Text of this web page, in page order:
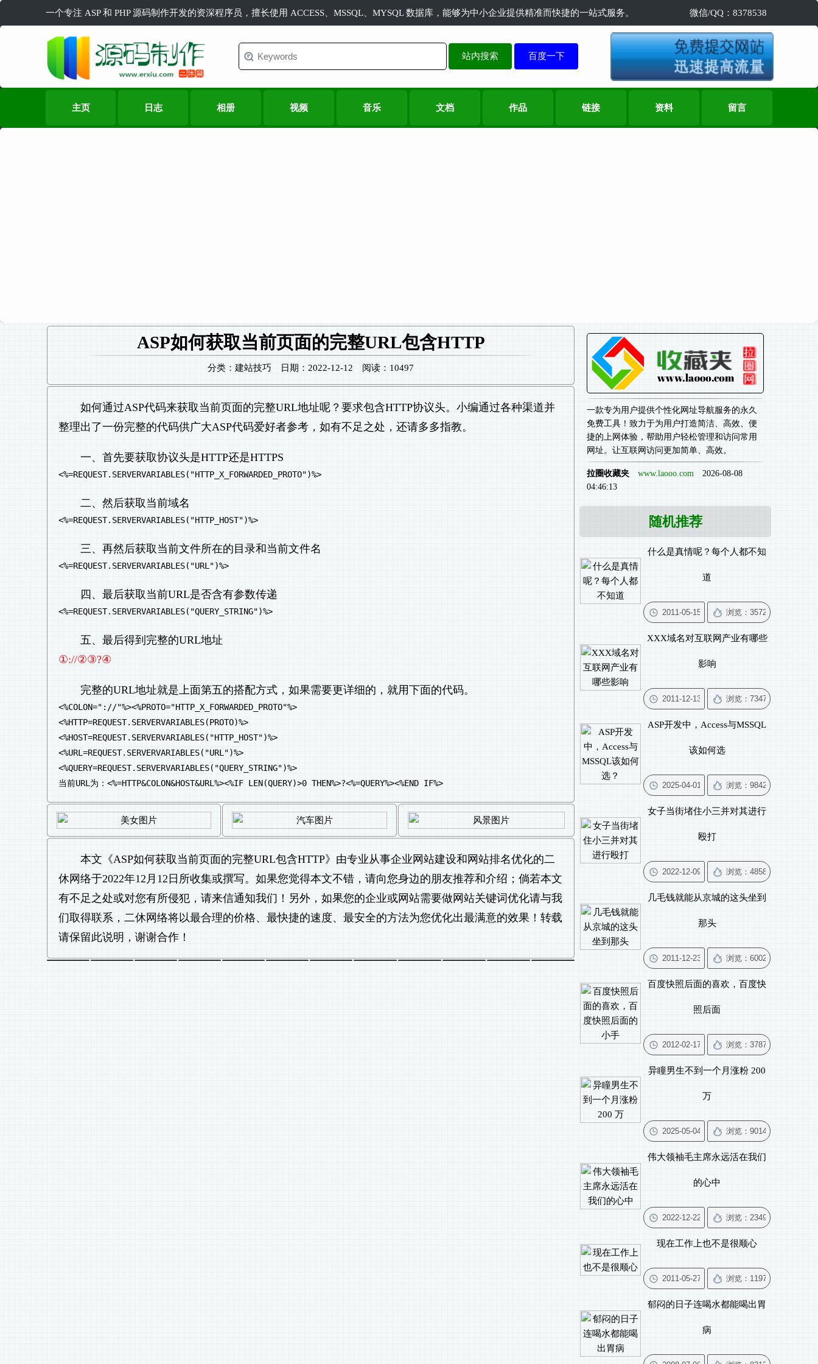
一个专注 ASP 和 PHP 源码制作开发的资深程序员，擅长使用 ACCESS、MSSQL、MYSQL 数据库，能够为中小企业提供精准而快捷的一站式服务。 微信/QQ：8378538
站内搜索
主页 日志 相册 视频 音乐 文档 作品 链接 资料 留言
ASP如何获取当前页面的完整URL包含HTTP
分类：建站技巧 日期：2022-12-12 阅读：10497
如何通过ASP代码来获取当前页面的完整URL地址呢？要求包含HTTP协议头。小编通过各种渠道并
整理出了一份完整的代码供广大ASP代码爱好者参考，如有不足之处，还请多多指教。
一、首先要获取协议头是HTTP还是HTTPS
<%=REQUEST.SERVERVARIABLES("HTTP_X_FORWARDED_PROTO")%>
二、然后获取当前域名
<%=REQUEST.SERVERVARIABLES("HTTP_HOST")%>
三、再然后获取当前文件所在的目录和当前文件名
<%=REQUEST.SERVERVARIABLES("URL")%>
四、最后获取当前URL是否含有参数传递
<%=REQUEST.SERVERVARIABLES("QUERY_STRING")%>
五、最后得到完整的URL地址
①://②③?④
完整的URL地址就是上面第五的搭配方式，如果需要更详细的，就用下面的代码。
<%COLON="://"%><%PROTO="HTTP_X_FORWARDED_PROTO"%>
<%HTTP=REQUEST.SERVERVARIABLES(PROTO)%>
<%HOST=REQUEST.SERVERVARIABLES("HTTP_HOST")%>
<%URL=REQUEST.SERVERVARIABLES("URL")%>
<%QUERY=REQUEST.SERVERVARIABLES("QUERY_STRING")%>
当前URL为：<%=HTTP&COLON&HOST&URL%><%IF LEN(QUERY)>0 THEN%>?<%=QUERY%><%END IF%>
本文《ASP如何获取当前页面的完整URL包含HTTP》由专业从事企业网站建设和 网站排名优化的二
休网络于2022年12月12日所收集或撰写。如果您觉得本文不错，请向您身边的朋友推荐和介绍；倘若本文
有不足之处或对您有所侵犯，请来信通知我们！另外，如果您的企业或网站需要做 网站关键词优化请与我
们取得联系，二休网络将以最合理的价格、最快捷的速度、最安全的方法为您优化出最满意的效果！转载
请保留此说明，谢谢合作！
一款专为用户提供个性化网址导航服务的永久
免费工具！致力于为用户打造简洁、高效、便
捷的上网体验，帮助用户轻松管理和访问常用
网址。让互联网访问更加简单、高效。
拉圈收藏夹 www.laooo.com 2026-08-08
04:46:13
随机推荐
什么是真情呢？每个人都不知
道
XXX域名对互联网产业有哪些
影响
ASP开发中，Access与MSSQL
该如何选
女子当街堵住小三并对其进行
殴打
几毛钱就能从京城的这头坐到
那头
百度快照后面的喜欢，百度快
照后面
异瞳男生不到一个月涨粉 200
万
伟大领袖毛主席永远活在我们
的心中
现在工作上也不是很顺心
郁闷的日子连喝水都能喝出胃
病